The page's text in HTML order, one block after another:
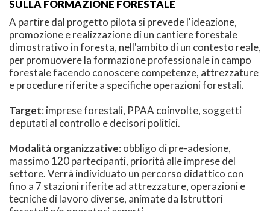
SULLA FORMAZIONE FORESTALE
A partire dal progetto pilota si prevede l'ideazione,
promozione e realizzazione di un cantiere forestale
dimostrativo in foresta, nell'ambito di un contesto reale,
per promuovere la formazione professionale in campo
forestale facendo conoscere competenze, attrezzature
e procedure riferite a specifiche operazioni forestali.
Target: imprese forestali, PPAA coinvolte, soggetti
deputati al controllo e decisori politici.
Modalità organizzative: obbligo di pre-adesione,
massimo 120 partecipanti, priorità alle imprese del
settore. Verrà individuato un percorso didattico con
fino a 7 stazioni riferite ad attrezzature, operazioni e
tecniche di lavoro diverse, animate da Istruttori